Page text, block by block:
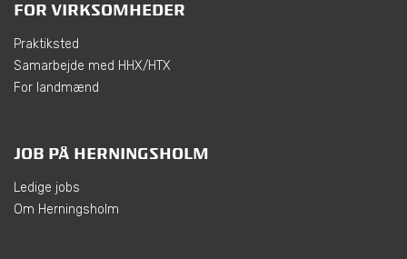
FOR VIRKSOMHEDER
Praktiksted
Samarbejde med HHX/HTX
For landmænd
JOB PÅ HERNINGSHOLM
Ledige jobs
Om Herningsholm